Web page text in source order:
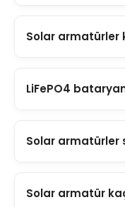
enerjisiyle
Solar armatürler
çalışır. Ancak
LiFePO4
güvenlik, düşük
Solar armatürler
Evet.
koruma sınıfına
Solar armatür